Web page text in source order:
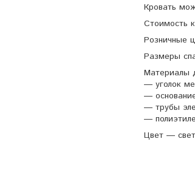
Кровать
Стоимость
Розничные
Размеры
Материалы
― уголок
―
― трубы
―
Цвет ―